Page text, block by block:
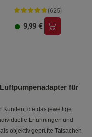
(625)
9,99 €
für
Kunden, die das jeweilige
Erfahrungen und
objektiv geprüfte Tatsachen